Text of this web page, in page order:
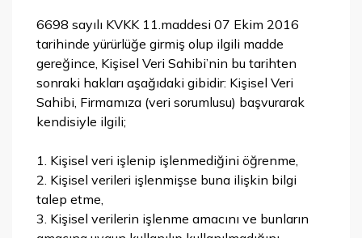
6698 sayılı KVKK 11.maddesi 07 Ekim 2016
tarihinde yürürlüğe girmiş olup ilgili madde
gereğince, Kişisel Veri Sahibi’nin bu tarihten
sonraki hakları aşağıdaki gibidir: Kişisel Veri
Sahibi, Firmamıza (veri sorumlusu) başvurarak
kendisiyle ilgili;
1. Kişisel veri işlenip işlenmediğini öğrenme,
2. Kişisel verileri işlenmişse buna ilişkin bilgi
talep etme,
3. Kişisel verilerin işlenme amacını ve bunların